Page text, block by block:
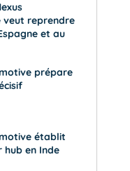
veut reprendre
et au
prépare
établit
hub en Inde